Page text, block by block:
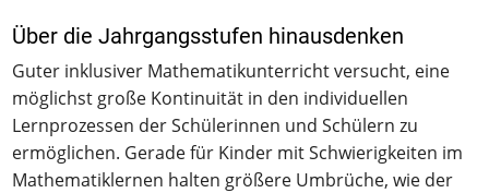
Über die Jahrgangsstufen hinausdenken
Guter inklusiver Mathematikunterricht versucht, eine
möglichst große Kontinuität in den individuellen
Lernprozessen der Schülerinnen und Schülern zu
ermöglichen. Gerade für Kinder mit Schwierigkeiten im
Mathematiklernen halten größere Umbrüche, wie der